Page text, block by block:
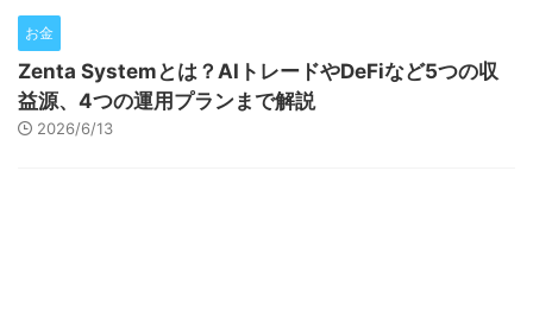
お金
Zenta Systemとは？AIトレードやDeFiなど5つの収
益源、4つの運用プランまで解説
2026/6/13